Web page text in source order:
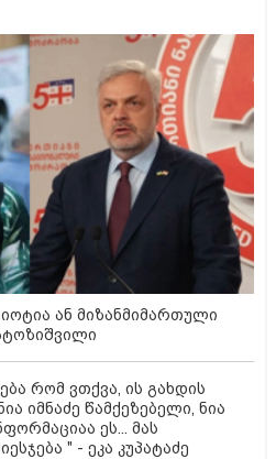
ან მიზანმიმართული
რომ ვთქვა, ის გახდის
იმნაძე წამქეზებელი, ნია
ეს... მას
" - ეკა კუპატაძე